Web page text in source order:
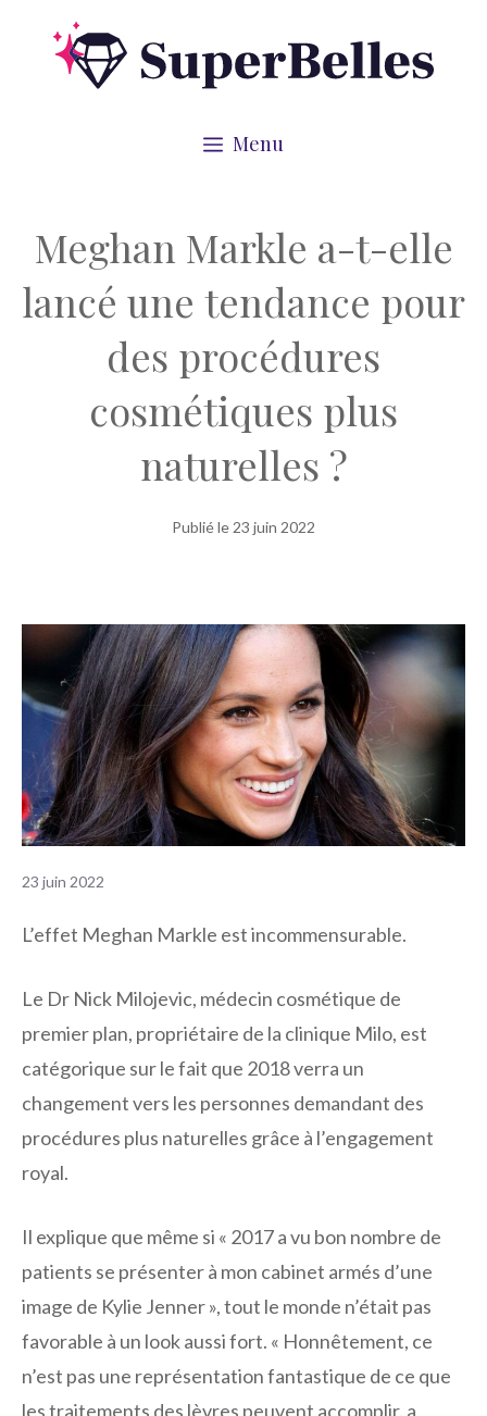
Menu
Meghan Markle a-t-elle
lancé une tendance pour
des procédures
cosmétiques plus
naturelles ?
Publié le 23 juin 2022
23 juin 2022
L’effet Meghan Markle est incommensurable.
Le Dr Nick Milojevic, médecin cosmétique de
premier plan, propriétaire de la clinique Milo, est
catégorique sur le fait que 2018 verra un
changement vers les personnes demandant des
procédures plus naturelles grâce à l’engagement
royal.
Il explique que même si « 2017 a vu bon nombre de
patients se présenter à mon cabinet armés d’une
image de Kylie Jenner », tout le monde n’était pas
favorable à un look aussi fort. « Honnêtement, ce
n’est pas une représentation fantastique de ce que
les traitements des lèvres peuvent accomplir. a